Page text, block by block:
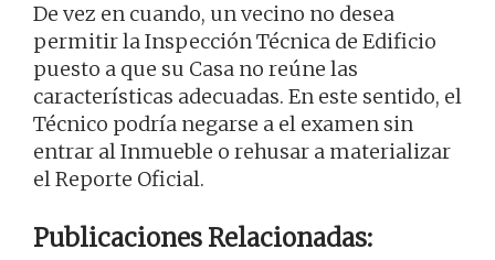
De vez en cuando, un vecino no desea
permitir la Inspección Técnica de Edificio
puesto a que su Casa no reúne las
características adecuadas. En este sentido, el
Técnico podría negarse a el examen sin
entrar al Inmueble o rehusar a materializar
el Reporte Oficial.
Publicaciones Relacionadas: